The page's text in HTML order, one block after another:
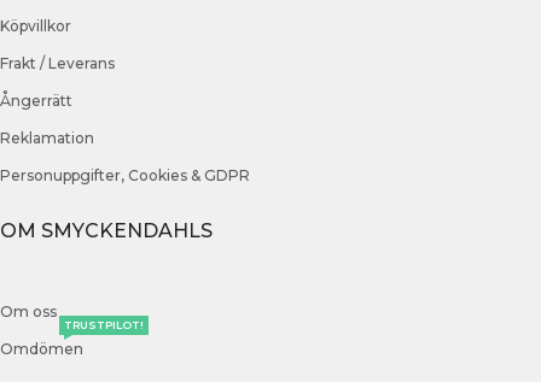
Köpvillkor
Frakt / Leverans
Ångerrätt
Reklamation
Personuppgifter, Cookies & GDPR
OM SMYCKENDAHLS
Om oss
Omdömen
TRUSTPILOT!